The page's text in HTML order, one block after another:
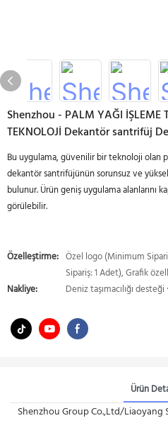
Shenzhou - PALM YAĞI İŞLEME
TEKNOLOJİ Dekantör santrifüj
Bu uygulama, güvenilir bir teknoloji olan
dekantör santrifüjünün sorunsuz ve
bulunur. Ürün geniş uygulama alanlarını
görülebilir.
Özelleştirme: Özel logo (Minimum
Sipariş: 1 Adet), Grafik
Nakliye:
Deniz taşımacılığı desteği
Ürün
Shenzhou Group Co.,Ltd/